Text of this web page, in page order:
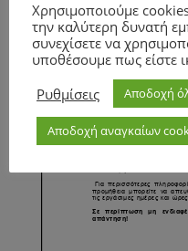
Χρησιμοποιούμε
την καλύτερη δυνατή
συνεχίσετε να
υποθέσουμε πως είστε
Ρυθμίσεις
Αποδοχή
Αποδοχή αναγκαίων